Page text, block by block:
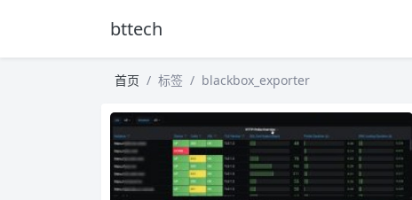
bttech
首页 标签 blackbox_exporter